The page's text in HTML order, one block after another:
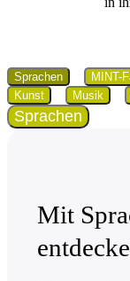
Sprachen MINT-
Kunst
Musik
Sprachen
Mit